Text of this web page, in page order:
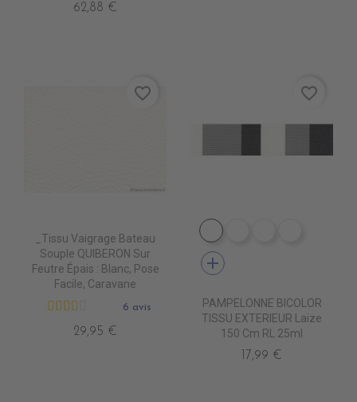
62,88 €
_Tissu Vaigrage Bateau
Souple QUIBERON Sur
Feutre Épais : Blanc, Pose
Facile, Caravane
6 avis
29,95 €
favorite_border
DE1009 CIGALE
add
PAMPELONNE BICOLOR
TISSU EXTERIEUR Laize
150 Cm RL 25ml
17,99 €
favorite_border